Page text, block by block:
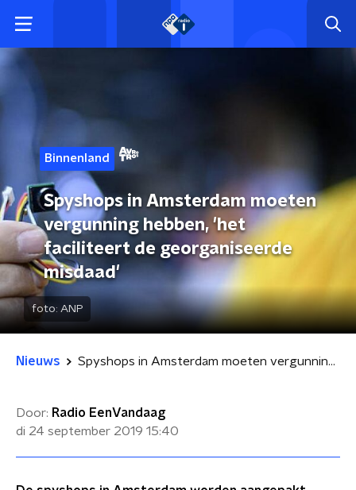
Binnenland
Spyshops in Amsterdam moeten
vergunning hebben, 'het
faciliteert de georganiseerde
misdaad'
foto: ANP
Nieuws Spyshops in Amsterdam moeten vergunning hebben, 'het faciliteert de georganiseerde misdaad'
Door: Radio EenVandaag
di 24 september 2019 15:40